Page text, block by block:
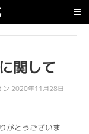
関して
ン 2020年11月28日
がとうございま